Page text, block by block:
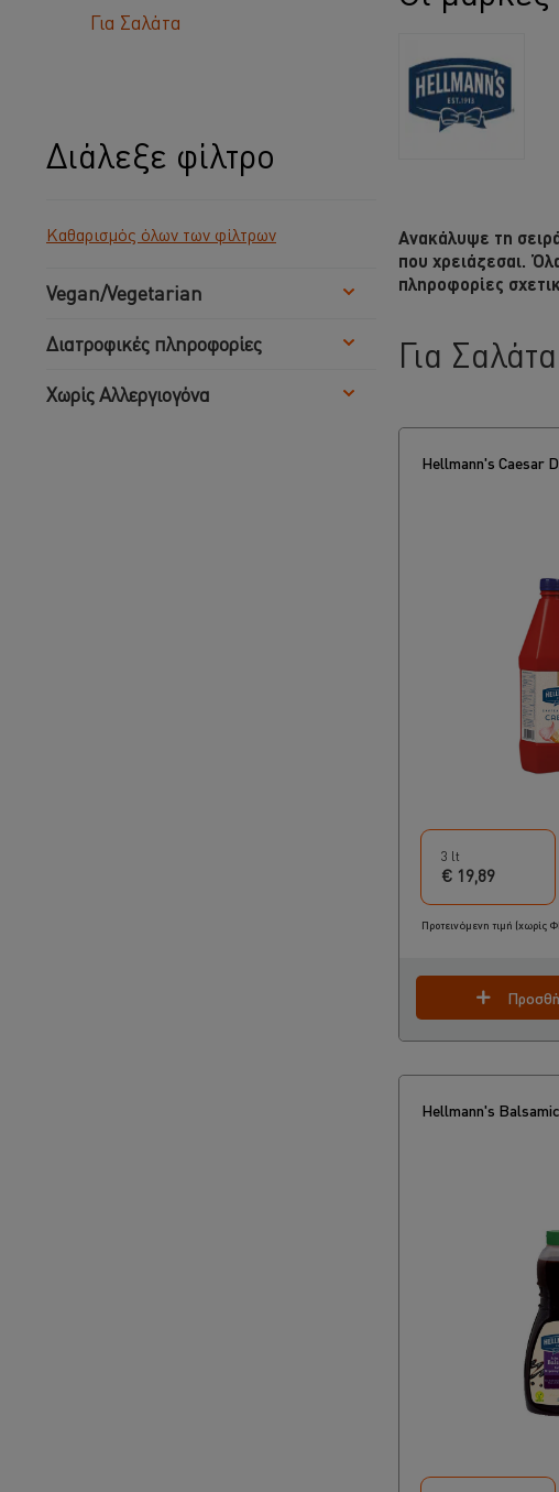
Για Σαλάτα
Διάλεξε φίλτρο
Καθαρισμός όλων των φίλτρων
Vegan/Vegetarian
Διατροφικές πληροφορίες
Χωρίς Αλλεργιογόνα
Ανακάλυψε τη
που χρειάζεσαι.
πληροφορίες
Για Σαλάτα
Hellmann's Caesar
3 lt
€ 19,89
Προτεινόμενη τιμή (χωρίς
Hellmann's